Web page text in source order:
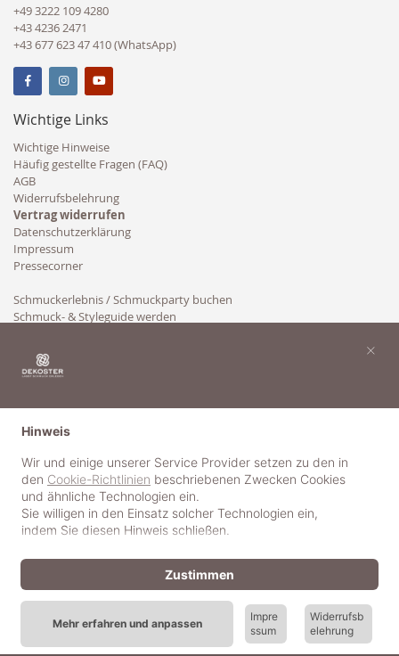
+49 3222 109 4280
+43 4236 2471
+43 677 623 47 410 (WhatsApp)
Wichtige Links
Wichtige Hinweise
Häufig gestellte Fragen (FAQ)
AGB
Widerrufsbelehrung
Vertrag widerrufen
Datenschutzerklärung
Impressum
Pressecorner
Schmuckerlebnis / Schmuckparty buchen
Schmuck- & Styleguide werden
© 2018-2025 dekoster GmbH
Hinweis
Wir und einige unserer Service Provider setzen zu den in
den Cookie-Richtlinien beschriebenen Zwecken Cookies
und ähnliche Technologien ein.
Sie willigen in den Einsatz solcher Technologien ein,
indem Sie diesen Hinweis schließen.
Mehr erfahren und anpassen
Impre
ssum
Widerrufsb
elehrung
Zustimmen
×